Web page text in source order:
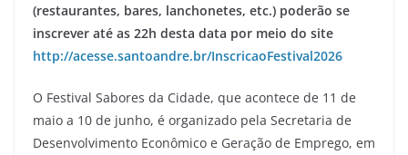
(restaurantes, bares, lanchonetes, etc.) poderão se
inscrever até as 22h desta data por meio do site
http://acesse.santoandre.br/InscricaoFestival2026
O Festival Sabores da Cidade, que acontece de 11 de
maio a 10 de junho, é organizado pela Secretaria de
Desenvolvimento Econômico e Geração de Emprego, em